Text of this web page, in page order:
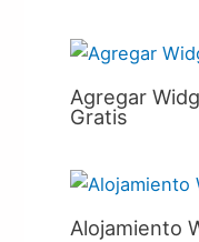
Agregar
Gratis
Alojamiento